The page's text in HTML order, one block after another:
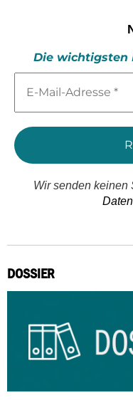
Die wichtigsten
Mail-
*
Wir senden keinen
DOSSIER